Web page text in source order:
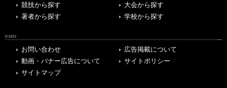
競技から探す
大会から探す
著者から探す
学校から探す
OTHERS
お問い合わせ
広告掲載について
動画・バナー広告について
サイトポリシー
サイトマップ